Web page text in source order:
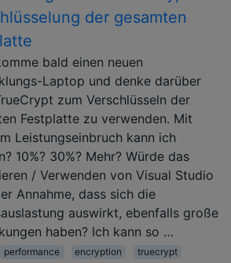
der gesamten
bald einen neuen
Laptop und denke darüber
zum Verschlüsseln der
Festplatte zu verwenden. Mit
​​Leistungseinbruch kann ich
10%? 30%? Mehr? Würde das
/ Verwenden von Visual Studio
Annahme, dass sich die
auswirkt, ebenfalls große
haben? Ich kann so …
performance encryption
truecrypt